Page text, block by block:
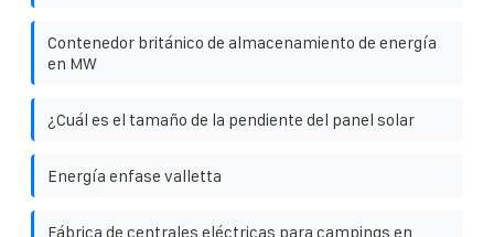
Contenedor británico de almacenamiento de energía
en MW
¿Cuál es el tamaño de la pendiente del panel solar
Energía enfase valletta
Fábrica de centrales eléctricas para campings en